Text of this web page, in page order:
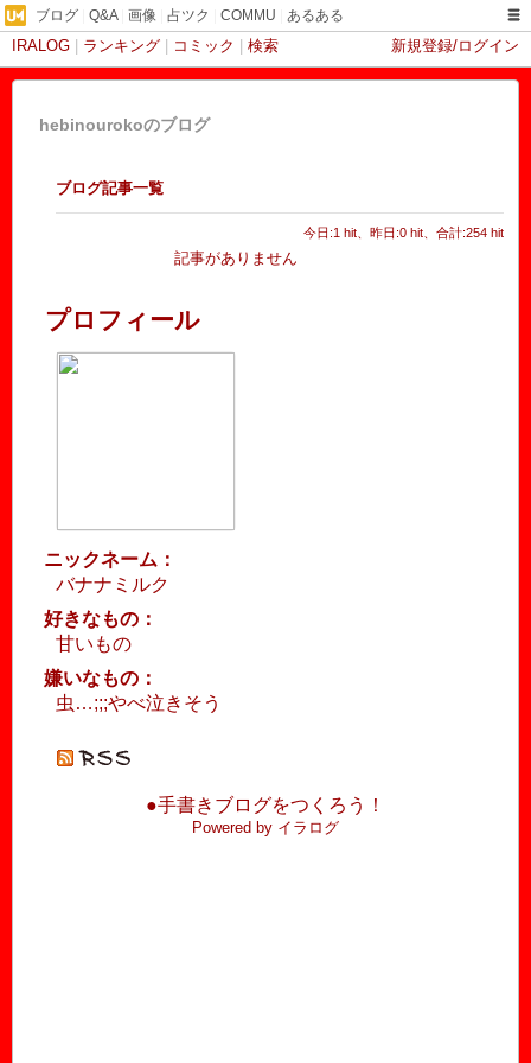
ブログ Q&A| 画像 占ツク COMMU あるある
IRALOG ランキング コミック 検索 新規登録/ログイン
hebinourokoのブログ
ブログ記事一覧
今日:1 hit、昨日:0 hit、合計:254 hit
記事がありません
プロフィール
ニックネーム：
バナナミルク
好きなもの：
甘いもの
嫌いなもの：
虫…;;;やべ泣きそう
●手書きブログをつくろう！
Powered by イラログ